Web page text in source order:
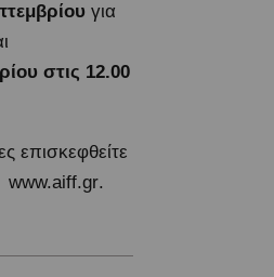
για
στις 12.00
επισκεφθείτε
www.aiff.gr.